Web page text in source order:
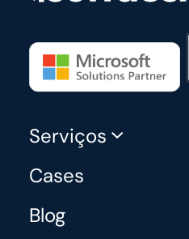
Serviços
Cases
Blog